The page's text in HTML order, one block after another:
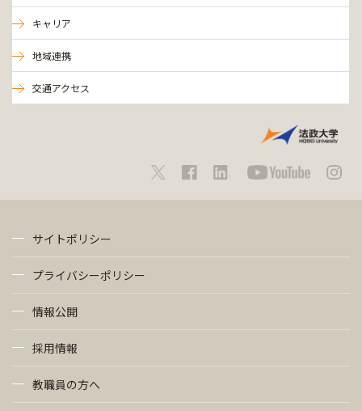
キャリア
地域連携
交通アクセス
サイトポリシー
プライバシーポリシー
情報公開
採用情報
教職員の方へ